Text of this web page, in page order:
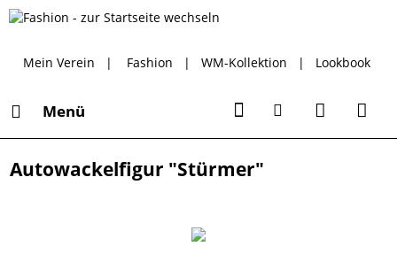
Mein Verein | Fashion | WM-Kollektion | Lookbook
Menü
Autowackelfigur "Stürmer"